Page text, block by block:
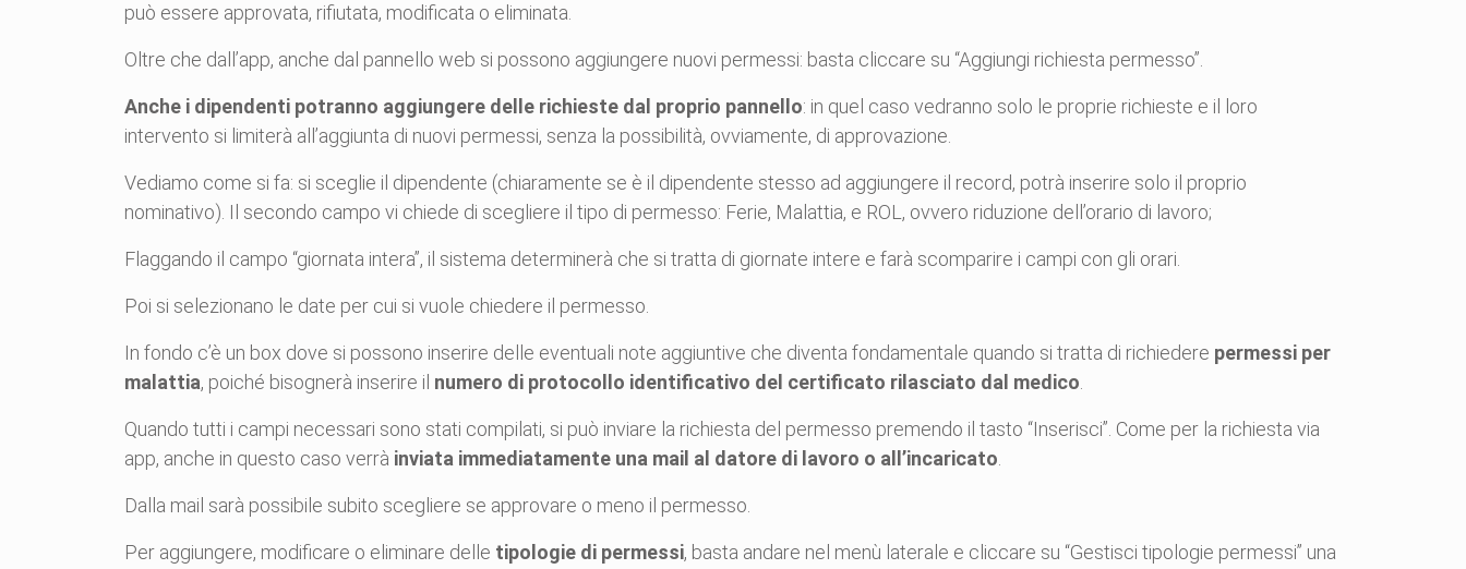
può essere approvata, rifiutata, modificata o eliminata.
Oltre che dall’app, anche dal pannello web si possono aggiungere nuovi permessi: basta cliccare su “Aggiungi richiesta permesso”.
Anche i dipendenti potranno aggiungere delle richieste dal proprio pannello: in quel caso vedranno solo le proprie richieste e il loro
intervento si limiterà all’aggiunta di nuovi permessi, senza la possibilità, ovviamente, di approvazione.
Vediamo come si fa: si sceglie il dipendente (chiaramente se è il dipendente stesso ad aggiungere il record, potrà inserire solo il proprio
nominativo). Il secondo campo vi chiede di scegliere il tipo di permesso: Ferie, Malattia, e ROL, ovvero riduzione dell’orario di lavoro;
Flaggando il campo “giornata intera”, il sistema determinerà che si tratta di giornate intere e farà scomparire i campi con gli orari.
Poi si selezionano le date per cui si vuole chiedere il permesso.
In fondo c’è un box dove si possono inserire delle eventuali note aggiuntive che diventa fondamentale quando si tratta di richiedere permessi per
malattia, poiché bisognerà inserire il numero di protocollo identificativo del certificato rilasciato dal medico
Quando tutti i campi necessari sono stati compilati, si può inviare la richiesta del permesso premendo il tasto “Inserisci”. Come per la richiesta via
app, anche in questo caso verrà inviata immediatamente una mail al datore di lavoro o all’incaricato
Dalla mail sarà possibile subito scegliere se approvare o meno il permesso.
Per aggiungere, modificare o eliminare delle tipologie di permessi, basta andare nel menù laterale e cliccare su “Gestisci tipologie permessi” una